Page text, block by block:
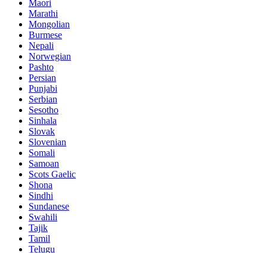
Maori
Marathi
Mongolian
Burmese
Nepali
Norwegian
Pashto
Persian
Punjabi
Serbian
Sesotho
Sinhala
Slovak
Slovenian
Somali
Samoan
Scots Gaelic
Shona
Sindhi
Sundanese
Swahili
Tajik
Tamil
Telugu